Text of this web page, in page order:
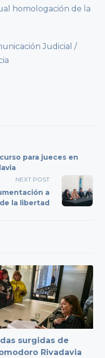
homologación de la
Judicial /
para jueces en
NEXT POST
a
la libertad
surgidas de
Rivadavia